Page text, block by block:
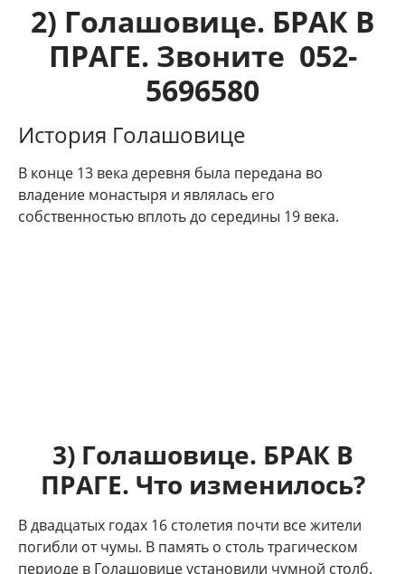
2) Голашовице. БРАК В
ПРАГЕ. Звоните 052-
5696580
История Голашовице
В конце 13 века деревня была передана во
владение монастыря и являлась его
собственностью вплоть до середины 19 века.
3) Голашовице. БРАК В
ПРАГЕ. Что изменилось?
В двадцатых годах 16 столетия почти все жители
погибли от чумы. В память о столь трагическом
периоде в Голашовице установили чумной столб.